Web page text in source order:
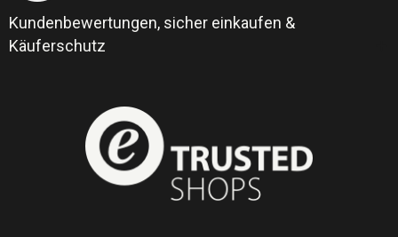
Kundenbewertungen, sicher einkaufen &
Käuferschutz